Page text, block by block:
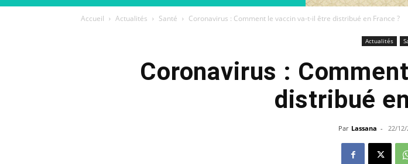
Accueil Actualités Santé Coronavirus : Comment le vaccin va-t-il être distribué en France ?
Actualités
Coronavirus :
distribué
Par Lassana - 22/12/